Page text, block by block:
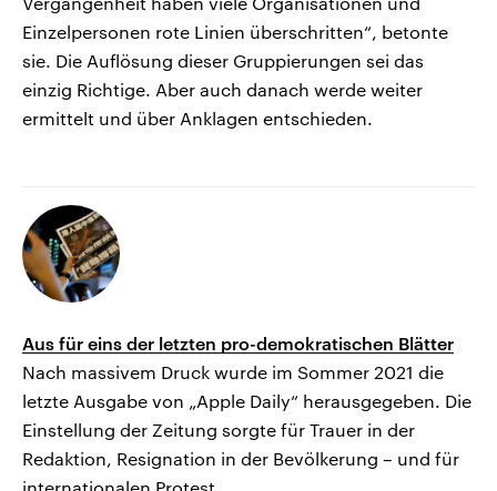
Einzelpersonen rote Linien überschritten“, betonte
sie. Die Auflösung dieser Gruppierungen sei das
einzig Richtige. Aber auch danach werde weiter
ermittelt und über Anklagen entschieden.
Aus für eins der letzten pro-demokratischen Blätter
Nach massivem Druck wurde im Sommer 2021 die
letzte Ausgabe von „Apple Daily“ herausgegeben. Die
Einstellung der Zeitung sorgte für Trauer in der
Redaktion, Resignation in der Bevölkerung – und für